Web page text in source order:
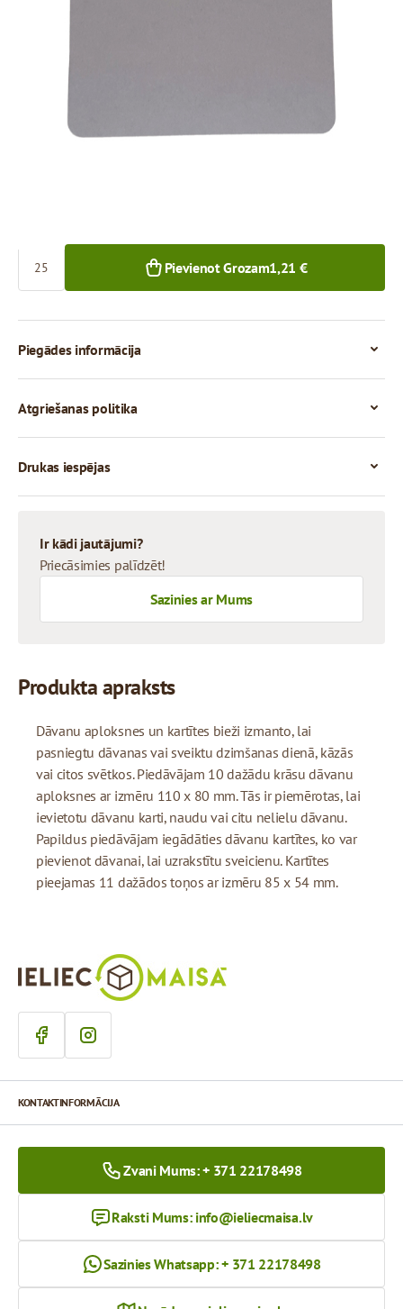
Cena par 1 gab.
Skaits
Pievienot Grozam1,21 €
Piegādes informācija
Atgriešanas politika
Drukas iespējas
Ir kādi jautājumi?
Priecāsimies palīdzēt!
Sazinies ar Mums
Produkta apraksts
Dāvanu aploksnes un kartītes bieži izmanto, lai
pasniegtu dāvanas vai sveiktu dzimšanas dienā, kāzās
vai citos svētkos. Piedāvājam 10 dažādu krāsu dāvanu
aploksnes ar izmēru 110 x 80 mm. Tās ir piemērotas, lai
ievietotu dāvanu karti, naudu vai citu nelielu dāvanu.
Papildus piedāvājam iegādāties dāvanu kartītes, ko var
pievienot dāvanai, lai uzrakstītu sveicienu. Kartītes
pieejamas 11 dažādos toņos ar izmēru 85 x 54 mm.
KONTAKTINFORMĀCIJA
Zvani Mums: + 371 22178498
Raksti Mums: info@ieliecmaisa.lv
Sazinies Whatsapp: + 371 22178498